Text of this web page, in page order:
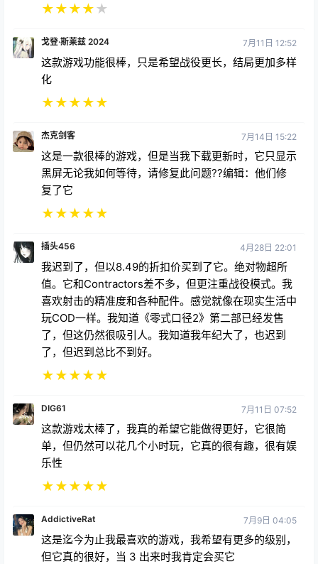
★★★★★
戈登·斯莱兹 2024 7月11日 12:52
这款游戏功能很棒，只是希望战役更长，结局更加多样
化
★★★★★
杰克剑客 7月14日 15:22
这是一款很棒的游戏，但是当我下载更新时，它只显示
黑屏无论我如何等待，请修复此问题??编辑：他们修
复了它
★★★★★
插头456 4月28日 22:01
我迟到了，但以8.49的折扣价买到了它。绝对物超所
值。它和Contractors差不多，但更注重战役模式。我
喜欢射击的精准度和各种配件。感觉就像在现实生活中
玩COD一样。我知道《零式口径2》第二部已经发售
了，但这仍然很吸引人。我知道我年纪大了，也迟到
了，但迟到总比不到好。
★★★★★
DIG61 7月11日 07:52
这款游戏太棒了，我真的希望它能做得更好，它很简
单，但仍然可以花几个小时玩，它真的很有趣，很有娱
乐性
★★★★★
AddictiveRat 7月9日 04:05
这是迄今为止我最喜欢的游戏，我希望有更多的级别，
但它真的很好，当 3 出来时我肯定会买它